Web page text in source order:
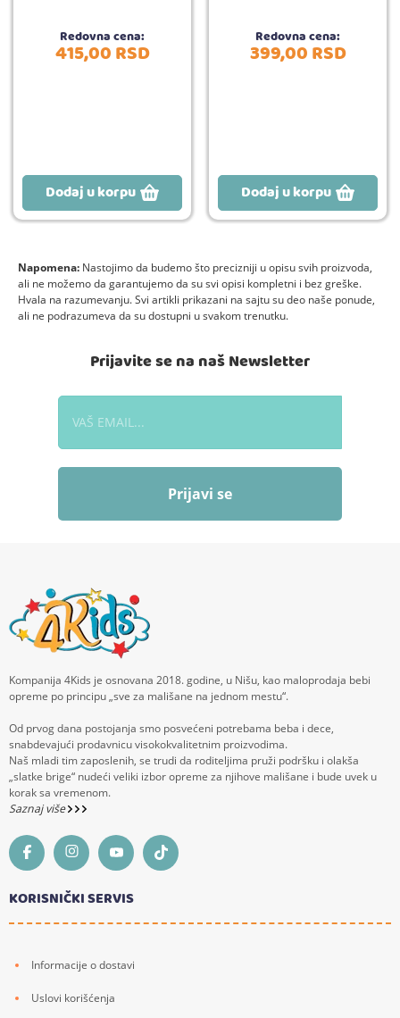
Redovna cena:
415,00RSD
Dodaj u korpu
Redovna cena:
399,00RSD
Dodaj u korpu
Napomena: Nastojimo da budemo što precizniji u opisu svih proizvoda,
ali ne možemo da garantujemo da su svi opisi kompletni i bez greške.
Hvala na razumevanju. Svi artikli prikazani na sajtu su deo naše ponude,
ali ne podrazumeva da su dostupni u svakom trenutku.
Prijavite se na naš Newsletter
Prijavi se
Kompanija 4Kids je osnovana 2018. godine, u Nišu, kao maloprodaja bebi
opreme po principu „sve za mališane na jednom mestu“.
Od prvog dana postojanja smo posvećeni potrebama beba i dece,
snabdevajući prodavnicu visokokvalitetnim proizvodima.
Naš mladi tim zaposlenih, se trudi da roditeljima pruži podršku i olakša
„slatke brige“ nudeći veliki izbor opreme za njihove mališane i bude uvek u
korak sa vremenom.
Saznaj više
KORISNIČKI SERVIS
Informacije o dostavi
Uslovi korišćenja